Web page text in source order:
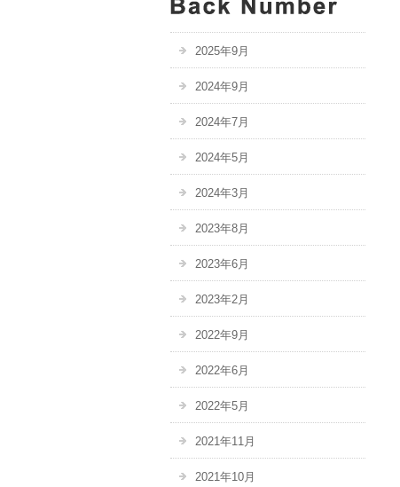
2025年9月
2024年9月
2024年7月
2024年5月
2024年3月
2023年8月
2023年6月
2023年2月
2022年9月
2022年6月
2022年5月
2021年11月
2021年10月